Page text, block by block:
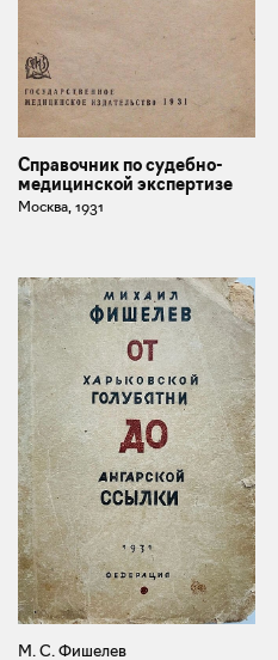
Справочник по судебно-
медицинской экспертизе
Москва, 1931
М. С. Фишелев